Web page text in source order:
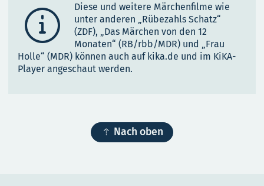

Diese und weitere Märchenfilme wie
unter anderen „Rübezahls Schatz“
(ZDF), „Das Märchen von den 12
Monaten“ (RB/rbb/MDR) und „Frau
Holle“ (MDR) können auch auf kika.de und im KiKA-
Player angeschaut werden.
 Nach oben